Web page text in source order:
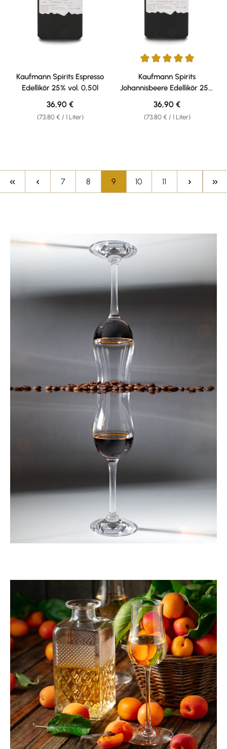
Kaufmann Spirits Espresso
Edellikör 25% vol. 0,50l
(73,80 € / 1 Liter)
Regulärer Preis:
36,90 €
Durchschnittliche Bewertung
Kaufmann Spirits
Johannisbeere Edellikör 25%
vol. 0,50l
(73,80 € / 1 Liter)
Regulärer Preis:
36,90 €
Seite
7 Seite
8 Seite
9 Seite
10 Seite
11